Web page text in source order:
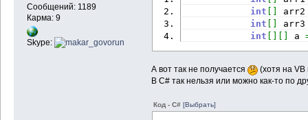
Сообщений: 1189
Карма: 9
Skype:
int [ ]
int [ ]
int [ ] [ ] a
А вот так не получается
(хотя на VB
В C# так нельзя или можно как-то по
Код - C# [Выбрать]